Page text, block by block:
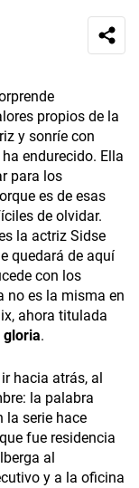
propios de la
y sonríe con
endurecido. Ella
para los
es de esas
de olvidar.
la actriz Sidse
quedará de aquí
con los
no es la misma en
ahora titulada
gloria.
hacia atrás, al
la palabra
la serie hace
fue residencia
al
y a la oficina